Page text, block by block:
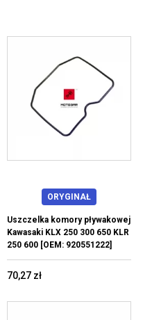
ORYGINAŁ
Uszczelka komory pływakowej
Kawasaki KLX 250 300 650 KLR
250 600 [OEM: 920551222]
70,27 zł